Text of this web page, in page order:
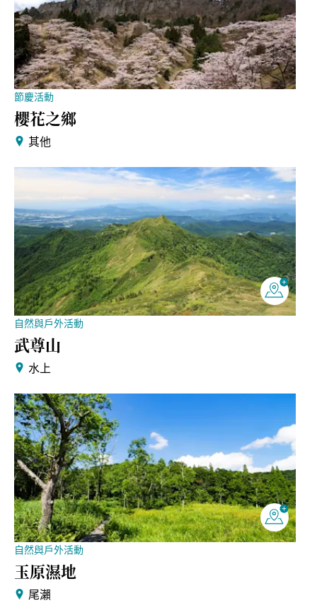
節慶活動
櫻花之鄉
其他
自然與戶外活動
武尊山
水上
自然與戶外活動
玉原濕地
尾瀨